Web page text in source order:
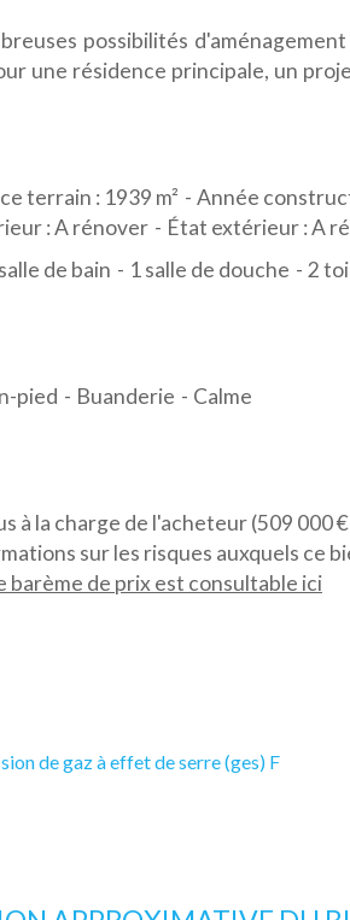
possibilités
une résidence principale, un
terrain : 1939 m² Année
: A rénover État extérieur : A
de bain 1 salle de douche 2
pied Buanderie Calme
à la charge de l'acheteur (509 000
sur les risques auxquels ce
barème de prix est consultable ici
de gaz à effet de serre (ges) F